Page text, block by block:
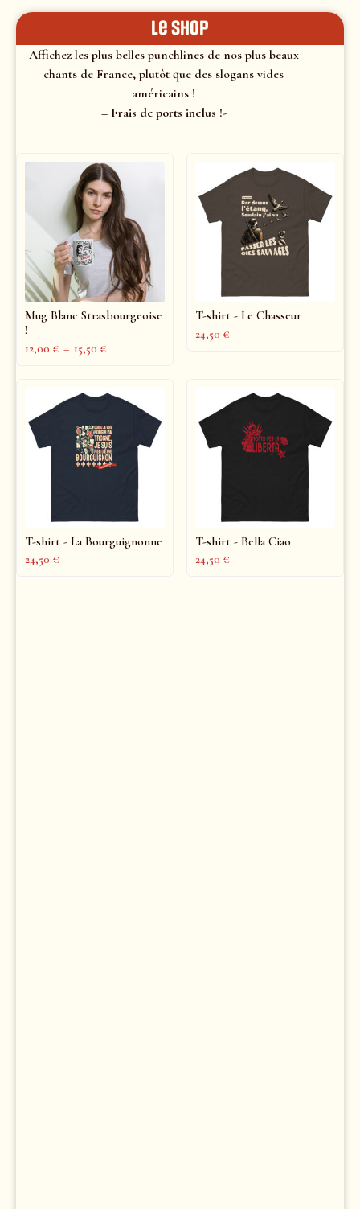
le shop
Affichez les plus belles punchlines de nos plus beaux
chants de France, plutôt que des slogans vides
américains !
– Frais de ports inclus !-
Mug Blanc Strasbourgeoise
!
12,00 € – 15,50 €
T-shirt - Le Chasseur
24,50 €
T-shirt - La Bourguignonne
24,50 €
T-shirt - Bella Ciao
24,50 €